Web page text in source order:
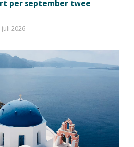
per september twee
juli 2026